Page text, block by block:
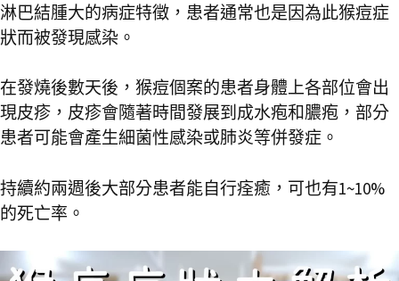
淋巴結腫大的病症特徵，患者通常也是因為此猴痘症
狀而被發現感染。
在發燒後數天後，猴痘個案的患者身體上各部位會出
現皮疹，皮疹會隨著時間發展到成水疱和膿疱，部分
患者可能會產生細菌性感染或肺炎等併發症。
持續約兩週後大部分患者能自行痊癒，可也有1~10%
的死亡率。